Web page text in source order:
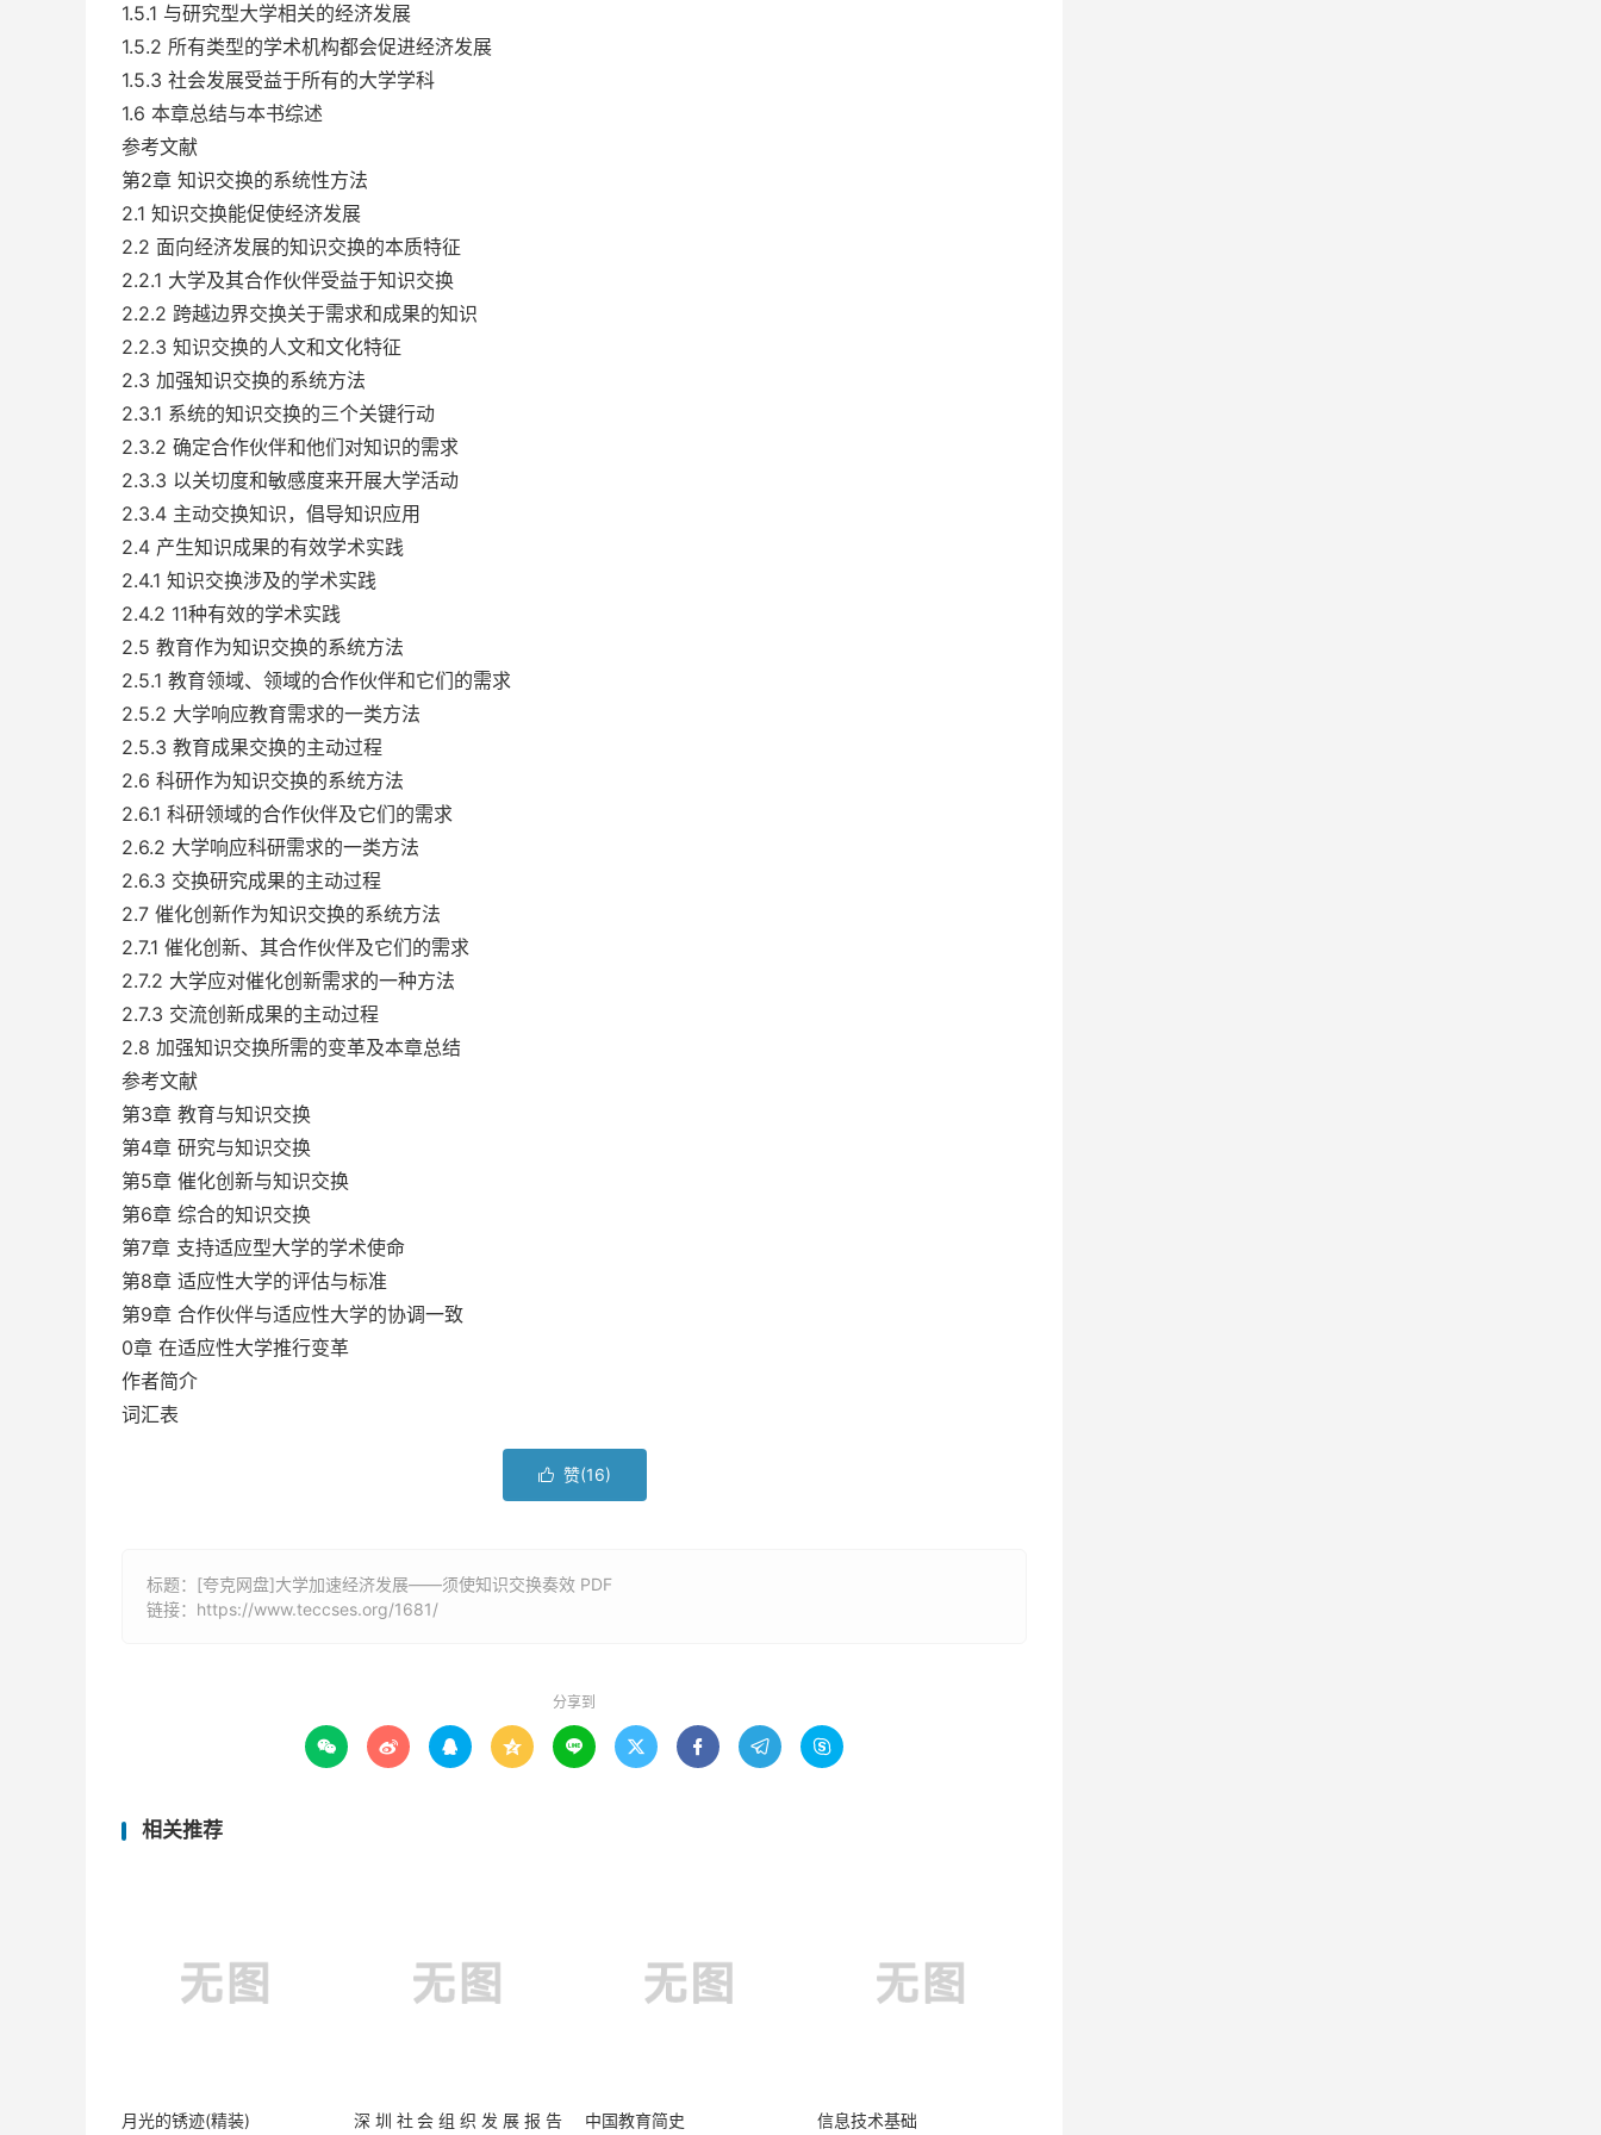
1.5.1 与研究型大学相关的经济发展
1.5.2 所有类型的学术机构都会促进经济发展
1.5.3 社会发展受益于所有的大学学科
1.6 本章总结与本书综述
参考文献
第2章 知识交换的系统性方法
2.1 知识交换能促使经济发展
2.2 面向经济发展的知识交换的本质特征
2.2.1 大学及其合作伙伴受益于知识交换
2.2.2 跨越边界交换关于需求和成果的知识
2.2.3 知识交换的人文和文化特征
2.3 加强知识交换的系统方法
2.3.1 系统的知识交换的三个关键行动
2.3.2 确定合作伙伴和他们对知识的需求
2.3.3 以关切度和敏感度来开展大学活动
2.3.4 主动交换知识，倡导知识应用
2.4 产生知识成果的有效学术实践
2.4.1 知识交换涉及的学术实践
2.4.2 11种有效的学术实践
2.5 教育作为知识交换的系统方法
2.5.1 教育领域、领域的合作伙伴和它们的需求
2.5.2 大学响应教育需求的一类方法
2.5.3 教育成果交换的主动过程
2.6 科研作为知识交换的系统方法
2.6.1 科研领域的合作伙伴及它们的需求
2.6.2 大学响应科研需求的一类方法
2.6.3 交换研究成果的主动过程
2.7 催化创新作为知识交换的系统方法
2.7.1 催化创新、其合作伙伴及它们的需求
2.7.2 大学应对催化创新需求的一种方法
2.7.3 交流创新成果的主动过程
2.8 加强知识交换所需的变革及本章总结
参考文献
第3章 教育与知识交换
第4章 研究与知识交换
第5章 催化创新与知识交换
第6章 综合的知识交换
第7章 支持适应型大学的学术使命
第8章 适应性大学的评估与标准
第9章 合作伙伴与适应性大学的协调一致
0章 在适应性大学推行变革
作者简介
词汇表
 赞(16)
标题：[夸克网盘]大学加速经济发展——须使知识交换奏效 PDF
链接： https://www.teccses.org/1681/
分享到
        
相关推荐
月光的锈迹(精装) 深圳社会组织发展报告 中国教育简史 信息技术基础